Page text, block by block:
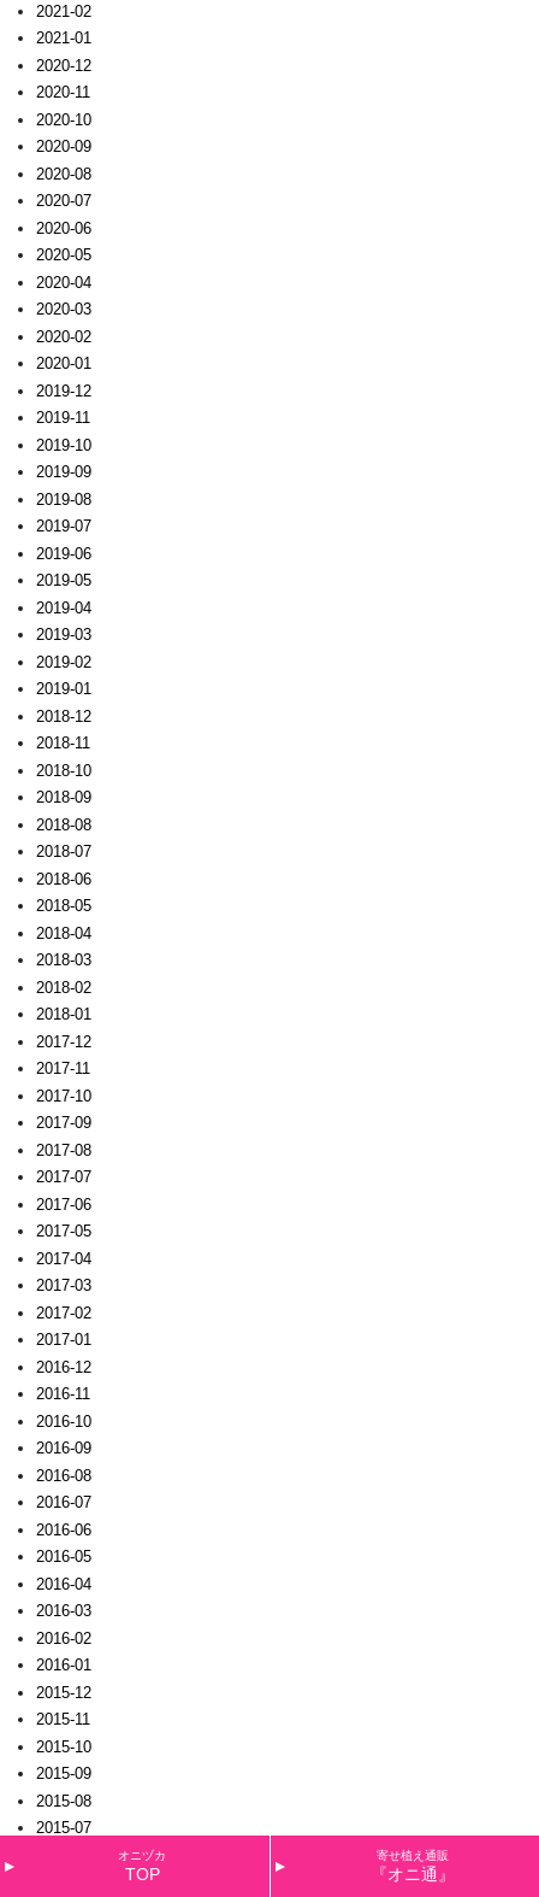
2021-02
2021-01
2020-12
2020-11
2020-10
2020-09
2020-08
2020-07
2020-06
2020-05
2020-04
2020-03
2020-02
2020-01
2019-12
2019-11
2019-10
2019-09
2019-08
2019-07
2019-06
2019-05
2019-04
2019-03
2019-02
2019-01
2018-12
2018-11
2018-10
2018-09
2018-08
2018-07
2018-06
2018-05
2018-04
2018-03
2018-02
2018-01
2017-12
2017-11
2017-10
2017-09
2017-08
2017-07
2017-06
2017-05
2017-04
2017-03
2017-02
2017-01
2016-12
2016-11
2016-10
2016-09
2016-08
2016-07
2016-06
2016-05
2016-04
2016-03
2016-02
2016-01
2015-12
2015-11
2015-10
2015-09
2015-08
2015-07
オニヅカ
TOP
寄せ植え通販
『オニ通』